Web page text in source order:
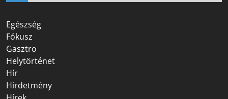
Egészség
Fókusz
Gasztro
Helytörténet
Hír
Hirdetmény